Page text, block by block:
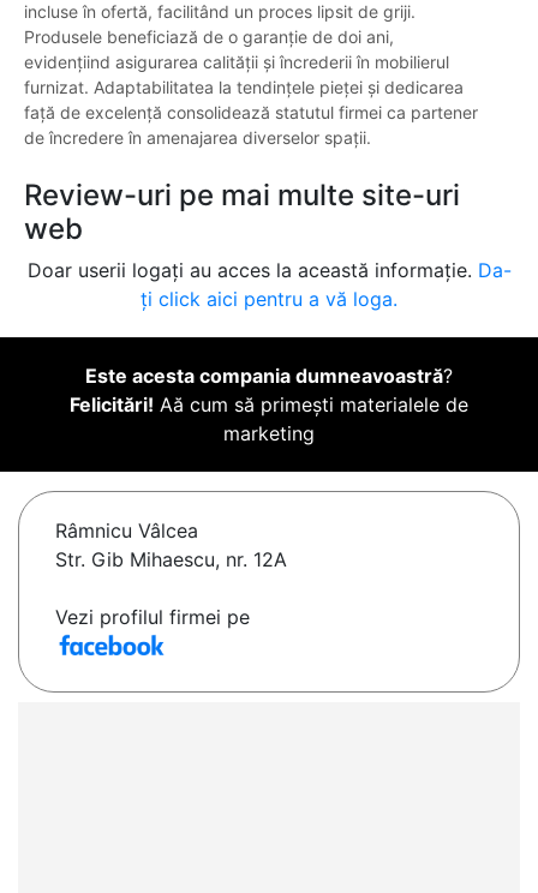
incluse în ofertă, facilitând un proces lipsit de griji.
Produsele beneficiază de o garanție de doi ani,
evidențiind asigurarea calității și încrederii în mobilierul
furnizat. Adaptabilitatea la tendințele pieței și dedicarea
față de excelență consolidează statutul firmei ca partener
de încredere în amenajarea diverselor spații.
Review-uri pe mai multe site-uri
web
Doar userii logați au acces la această informație. Da-
ți click aici pentru a vă loga.
Este acesta compania dumneavoastră?
Felicitări! Aă cum să primești materialele de
marketing
Râmnicu Vâlcea
Str. Gib Mihaescu, nr. 12A
Vezi profilul firmei pe